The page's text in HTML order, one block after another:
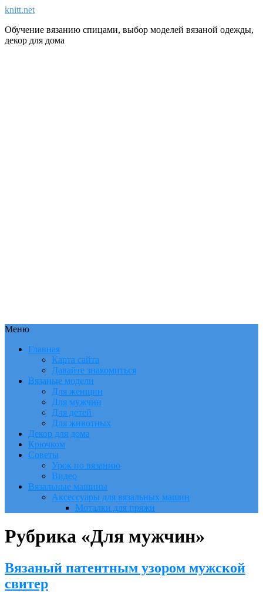
knitt.net
Обучение вязанию спицами, выбор моделей вязаной одежды,
декор для дома
Меню
Главная
Карта сайта
Давайте знакомиться
Вязаные модели
Для женщин
Для мужчин
Для детей
Для животных
Декор для дома
Крючком
Советы
Урок по вязанию
Видео
Вязальные машины
Аксессуары для вязальных машин
Моталки для пряжи
Рубрика «Для мужчин»
Вязаный патентным узором мужской
свитер